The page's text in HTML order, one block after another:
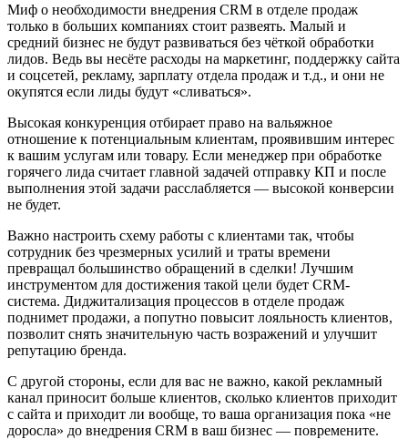
Миф о необходимости внедрения CRM в отделе продаж
только в больших компаниях стоит развеять. Малый и
средний бизнес не будут развиваться без чёткой обработки
лидов. Ведь вы несёте расходы на маркетинг, поддержку сайта
и соцсетей, рекламу, зарплату отдела продаж и т.д., и они не
окупятся если лиды будут «сливаться».
Высокая конкуренция отбирает право на вальяжное
отношение к потенциальным клиентам, проявившим интерес
к вашим услугам или товару. Если менеджер при обработке
горячего лида считает главной задачей отправку КП и после
выполнения этой задачи расслабляется — высокой конверсии
не будет.
Важно настроить схему работы с клиентами так, чтобы
сотрудник без чрезмерных усилий и траты времени
превращал большинство обращений в сделки! Лучшим
инструментом для достижения такой цели будет CRM-
система. Диджитализация процессов в отделе продаж
поднимет продажи, а попутно повысит лояльность клиентов,
позволит снять значительную часть возражений и улучшит
репутацию бренда.
С другой стороны, если для вас не важно, какой рекламный
канал приносит больше клиентов, сколько клиентов приходит
с сайта и приходит ли вообще, то ваша организация пока «не
доросла» до внедрения CRM в ваш бизнес — повремените.